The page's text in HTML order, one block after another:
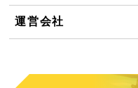
運営会社